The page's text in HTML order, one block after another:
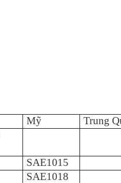
Mỹ
Trung
SAE1015
SAE1018